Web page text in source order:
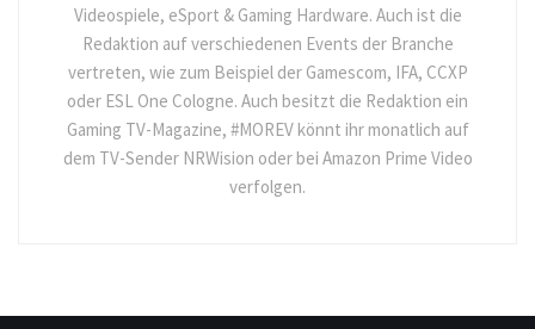
Videospiele, eSport & Gaming Hardware. Auch ist die
Redaktion auf verschiedenen Events der Branche
vertreten, wie zum Beispiel der Gamescom, IFA, CCXP
oder ESL One Cologne. Auch besitzt die Redaktion ein
Gaming TV-Magazine, #MOREV könnt ihr monatlich auf
dem TV-Sender NRWision oder bei Amazon Prime Video
verfolgen.